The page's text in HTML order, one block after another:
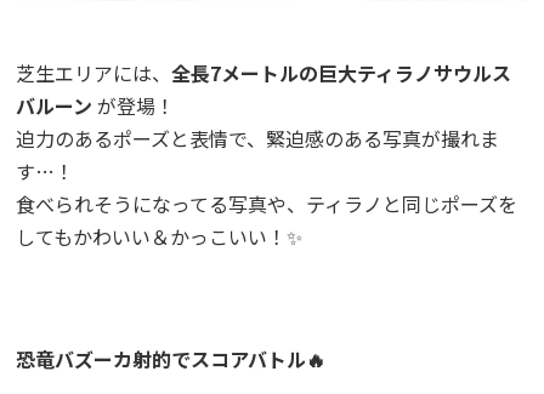
芝生エリアには、全長7メートルの巨大ティラノサウルス
バルーン が登場！
迫力のあるポーズと表情で、緊迫感のある写真が撮れま
す…！
食べられそうになってる写真や、ティラノと同じポーズを
してもかわいい＆かっこいい！✨
恐竜バズーカ射的でスコアバトル🔥